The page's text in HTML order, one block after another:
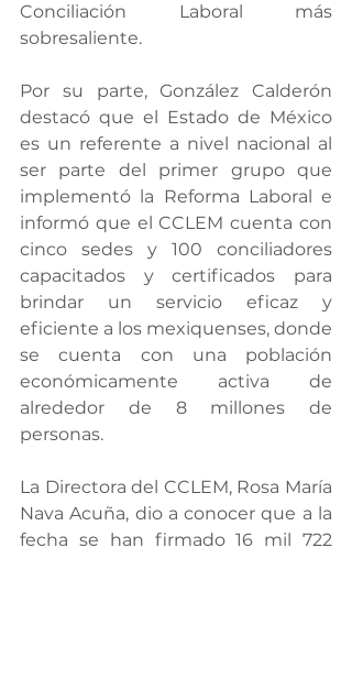
Conciliación Laboral más
sobresaliente.
Por su parte, González Calderón
destacó que el Estado de México
es un referente a nivel nacional al
ser parte del primer grupo que
implementó la Reforma Laboral e
informó que el CCLEM cuenta con
cinco sedes y 100 conciliadores
capacitados y certificados para
brindar un servicio eficaz y
eficiente a los mexiquenses, donde
se cuenta con una población
económicamente activa de
alrededor de 8 millones de
personas.
La Directora del CCLEM, Rosa María
Nava Acuña, dio a conocer que a la
fecha se han firmado 16 mil 722